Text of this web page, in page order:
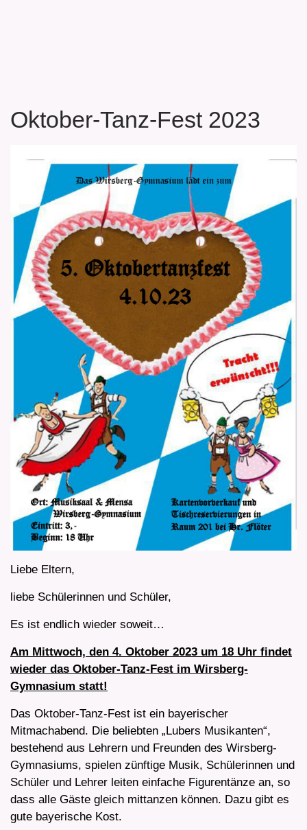
Oktober-Tanz-Fest 2023
Liebe Eltern,
liebe Schülerinnen und Schüler,
Es ist endlich wieder soweit…
Am Mittwoch, den 4. Oktober 2023 um 18 Uhr findet
wieder das Oktober-Tanz-Fest im Wirsberg-
Gymnasium statt!
Das Oktober-Tanz-Fest ist ein bayerischer
Mitmachabend. Die beliebten „Lubers Musikanten“,
bestehend aus Lehrern und Freunden des Wirsberg-
Gymnasiums, spielen zünftige Musik, Schülerinnen und
Schüler und Lehrer leiten einfache Figurentänze an, so
dass alle Gäste gleich mittanzen können. Dazu gibt es
gute bayerische Kost.